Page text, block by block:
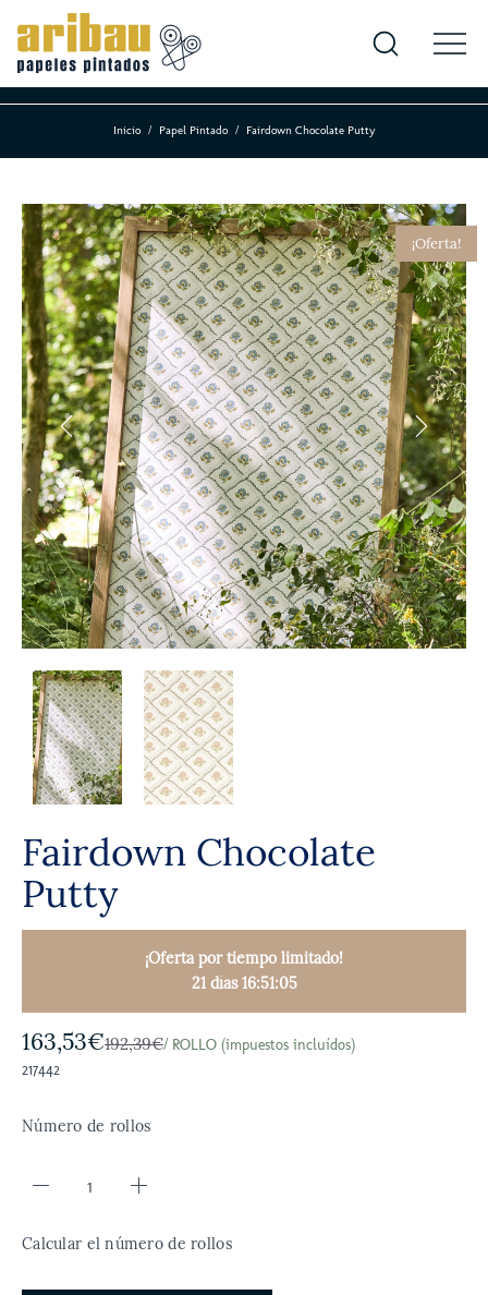
Inicio Papel Pintado Fairdown Chocolate Putty
¡Oferta!
Fairdown Chocolate
Putty
¡Oferta por tiempo limitado!
21 días 16:51:04
163,53€192,39€/ ROLLO (impuestos incluídos)
217442
Número de rollos
Calcular el número de rollos